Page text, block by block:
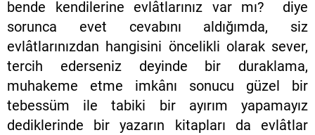
bende kendilerine evlâtlarınız var mı? diye
sorunca evet cevabını aldığımda, siz
evlâtlarınızdan hangisini öncelikli olarak sever,
tercih ederseniz deyinde bir duraklama,
muhakeme etme imkânı sonucu güzel bir
tebessüm ile tabiki bir ayırım yapamayız
dediklerinde bir yazarın kitapları da evlâtlar